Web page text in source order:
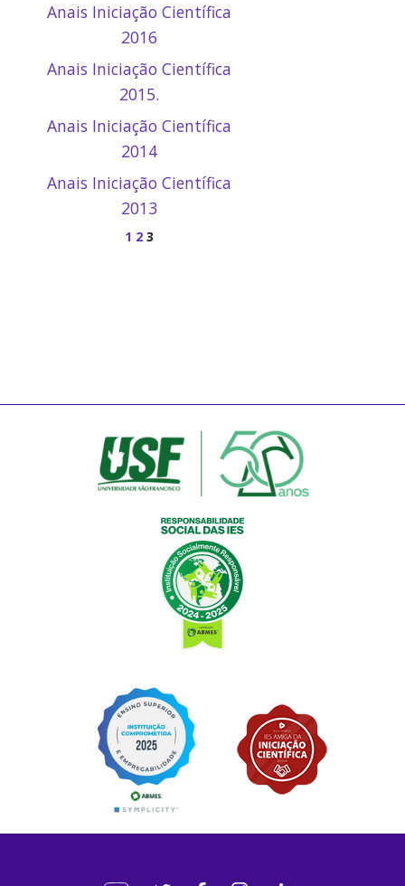
Anais Iniciação Científica
2016
Anais Iniciação Científica
2015.
Anais Iniciação Científica
2014
Anais Iniciação Científica
2013
1 2 3